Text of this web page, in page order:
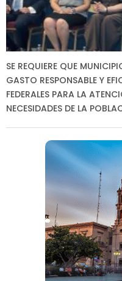
SE REQUIERE QUE
GASTO RESPONSABLE Y
FEDERALES PARA LA
NECESIDADES DE LA